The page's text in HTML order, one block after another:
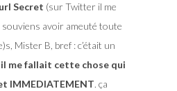
Secret (sur Twitter il me
souviens avoir ameuté toute
Mister B, bref : c’était un
il me fallait cette chose qui
IMMEDIATEMENT. ça